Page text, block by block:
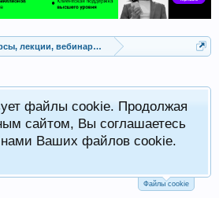
лекции, вебинары, учебный материал
файлы cookie. Продолжая
сайтом, Вы соглашаетесь
нами Ваших файлов cookie.
Файлы cookie